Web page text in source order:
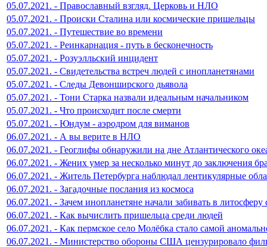
05.07.2021. - Православный взгляд. Церковь и НЛО
05.07.2021. - Происки Сталина или космические пришельцы
05.07.2021. - Путешествие во времени
05.07.2021. - Реинкарнация - путь в бесконечность
05.07.2021. - Розуэлльский инцидент
05.07.2021. - Свидетельства встреч людей с инопланетянами
05.07.2021. - Следы Девонширского дьявола
05.07.2021. - Тони Старка назвали идеальным начальником
05.07.2021. - Что происходит после смерти
05.07.2021. - Юндум - аэродром для виманов
06.07.2021. - А вы верите в НЛО
06.07.2021. - Геоглифы обнаружили на дне Атлантического
06.07.2021. - Жених умер за несколько минут до заключения
06.07.2021. - Житель Петербурга наблюдал лентикулярные
06.07.2021. - Загадочные послания из космоса
06.07.2021. - Зачем инопланетяне начали забивать в литосферу
06.07.2021. - Как вычислить пришельца среди людей
06.07.2021. - Как пермское село Молёбка стало самой
06.07.2021. - Министерство обороны США цензурировало